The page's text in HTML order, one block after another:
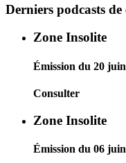
Derniers podcasts de
Zone Insolite
Émission du 20
Consulter
Zone Insolite
Émission du 06